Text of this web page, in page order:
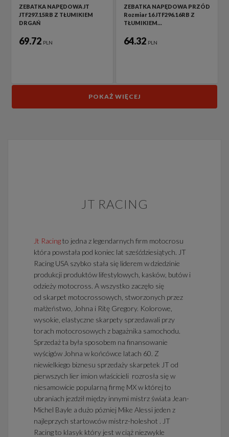
ZEBATKA NAPĘDOWA JT
JTF297.15RB Z TŁUMIKIEM
DRGAŃ
69.72 PLN
ZEBATKA NAPĘDOWA PRZÓD
Rozmiar 16 JTF296.16RB Z
TŁUMIKIEM…
64.32 PLN
POKAŻ WIĘCEJ
JT RACING
Jt Racingto jedna z legendarnych firm motocrosu
która powstała pod koniec lat sześćdziesiątych. JT
Racing USA szybko stała się liderem w dziedzinie
produkcji produktów lifestylowych, kasków, butów i
odzieży motocross. A wszystko zaczęło się
od skarpet motocrossowych, stworzonych przez
małżeństwo, Johna i Ritę Gregory. Kolorowe,
wysokie, elastyczne skarpety sprzedawali przy
torach motocrosowych z bagażnika samochodu.
Sprzedaż ta była sposobem na finansowanie
wyścigów Johna w końcówce latach 60. Z
niewielkiego biznesu sprzedaży skarpetek JT od
pierwszych lier imion właścicieli rozrosła się w
niesamowicie popularną firmę MX w której to
ubraniach jezdził między innymi mistrz świata Jean-
Michel Bayle a dużo pózniej Mike Alessi jeden z
najleprzych startowców mistrz-holeshot . JT
Racing to klasyk który jest w ciąż niezwykle